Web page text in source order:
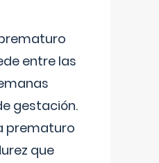
entre las
gestación.
prematuro
que